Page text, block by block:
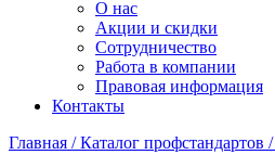
О нас
Акции и скидки
Сотрудничество
Работа в компании
Правовая информация
Контакты
Главная /Каталог профстандартов /